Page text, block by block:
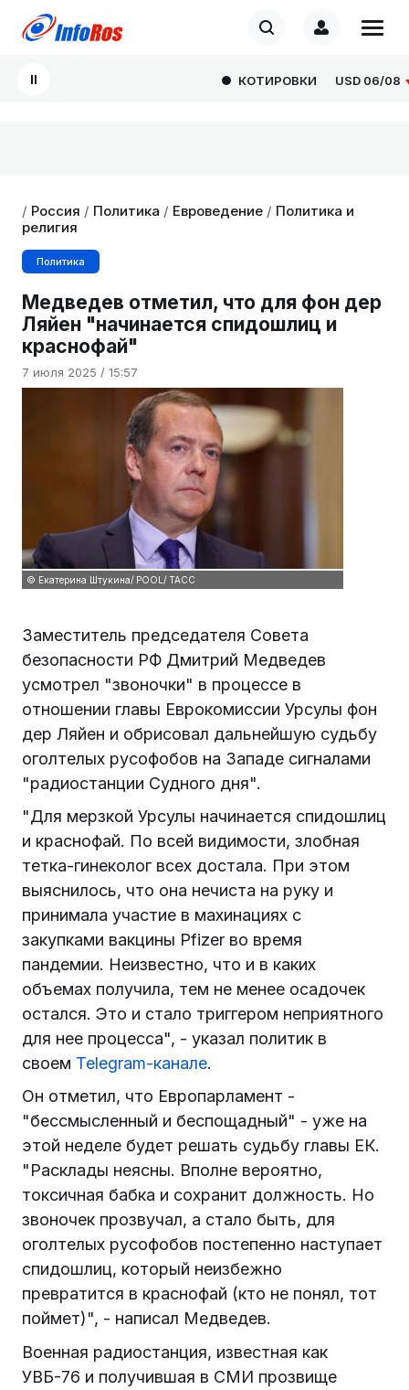
КОТИРОВКИ USD 06/08
/ Россия / Политика / Евроведение / Политика и
религия
Политика
Медведев отметил, что для фон дер
Ляйен "начинается спидошлиц и
краснофай"
7 июля 2025 / 15:57
© Екатерина Штукина/ POOL/ ТАСС
Заместитель председателя Совета
безопасности РФ Дмитрий Медведев
усмотрел "звоночки" в процессе в
отношении главы Еврокомиссии Урсулы фон
дер Ляйен и обрисовал дальнейшую судьбу
оголтелых русофобов на Западе сигналами
"радиостанции Судного дня".
"Для мерзкой Урсулы начинается спидошлиц
и краснофай. По всей видимости, злобная
тетка-гинеколог всех достала. При этом
выяснилось, что она нечиста на руку и
принимала участие в махинациях с
закупками вакцины Pfizer во время
пандемии. Неизвестно, что и в каких
объемах получила, тем не менее осадочек
остался. Это и стало триггером неприятного
для нее процесса", - указал политик в
своем Telegram-канале.
Он отметил, что Европарламент -
"бессмысленный и беспощадный" - уже на
этой неделе будет решать судьбу главы ЕК.
"Расклады неясны. Вполне вероятно,
токсичная бабка и сохранит должность. Но
звоночек прозвучал, а стало быть, для
оголтелых русофобов постепенно наступает
спидошлиц, который неизбежно
превратится в краснофай (кто не понял, тот
поймет)", - написал Медведев.
Военная радиостанция, известная как
УВБ-76 и получившая в СМИ прозвище